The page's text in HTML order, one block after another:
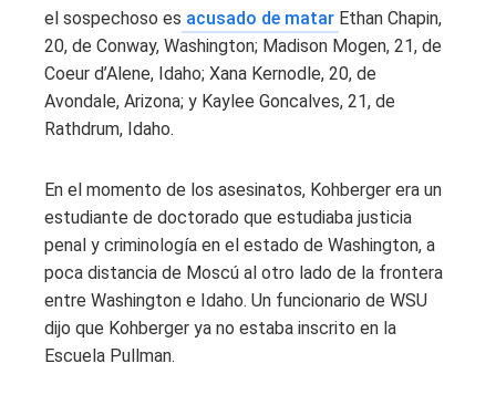
el sospechoso es acusado de matar Ethan Chapin,
20, de Conway, Washington; Madison Mogen, 21, de
Coeur d’Alene, Idaho; Xana Kernodle, 20, de
Avondale, Arizona; y Kaylee Goncalves, 21, de
Rathdrum, Idaho.
En el momento de los asesinatos, Kohberger era un
estudiante de doctorado que estudiaba justicia
penal y criminología en el estado de Washington, a
poca distancia de Moscú al otro lado de la frontera
entre Washington e Idaho. Un funcionario de WSU
dijo que Kohberger ya no estaba inscrito en la
Escuela Pullman.